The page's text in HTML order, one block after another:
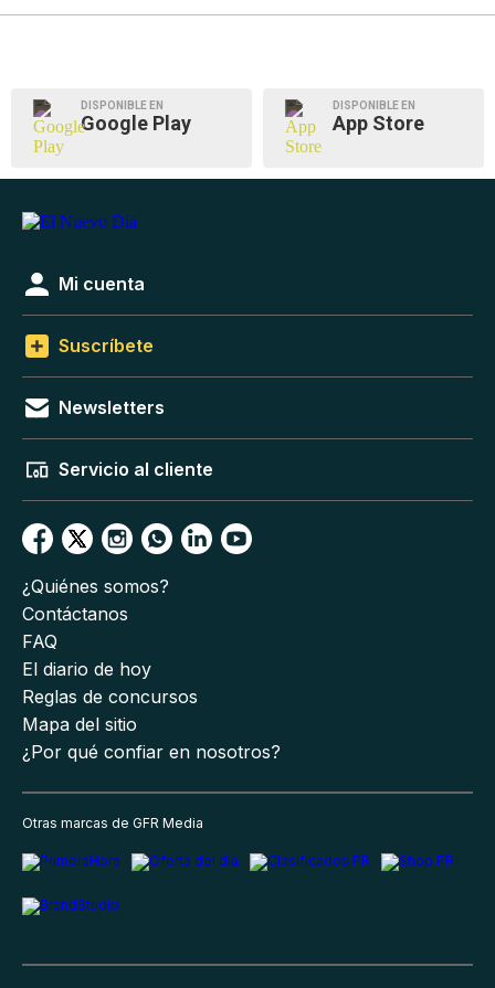
DISPONIBLE EN
Google Play
DISPONIBLE EN
App Store
Mi cuenta
Suscríbete
Newsletters
Servicio al cliente
¿Quiénes somos?
Contáctanos
FAQ
El diario de hoy
Reglas de concursos
Mapa del sitio
¿Por qué confiar en nosotros?
Otras marcas de GFR Media